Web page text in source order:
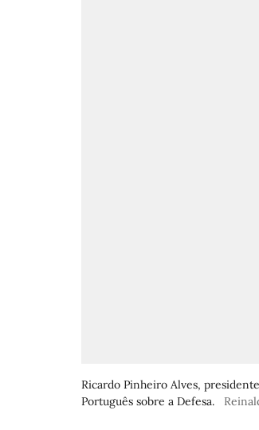
Ricardo Pinheiro Alves,
Português sobre a Defesa.